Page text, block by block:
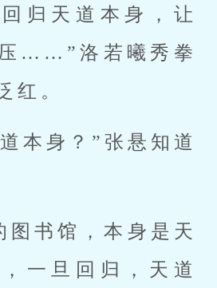
归天道本身，让
……”洛若曦秀拳
红。
本身？”张悬知道
图书馆，本身是天
一旦回归，天道